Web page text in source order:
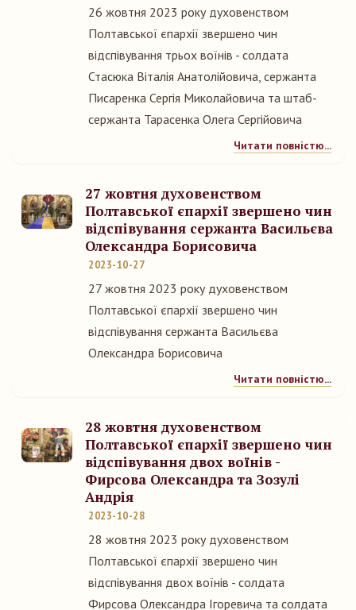
26 жовтня 2023 року духовенством
Полтавської єпархії звершено чин
відспівування трьох воїнів - солдата
Стасюка Віталія Анатолійовича, сержанта
Писаренка Сергія Миколайовича та штаб-
сержанта Тарасенка Олега Сергійовича
Читати повністю...
27 жовтня духовенством
Полтавської єпархії звершено чин
відспівування сержанта Васильєва
Олександра Борисовича
2023-10-27
27 жовтня 2023 року духовенством
Полтавської єпархії звершено чин
відспівування сержанта Васильєва
Олександра Борисовича
Читати повністю...
28 жовтня духовенством
Полтавської єпархії звершено чин
відспівування двох воїнів -
Фирсова Олександра та Зозулі
Андрія
2023-10-28
28 жовтня 2023 року духовенством
Полтавської єпархії звершено чин
відспівування двох воїнів - солдата
Фирсова Олександра Ігоревича та солдата